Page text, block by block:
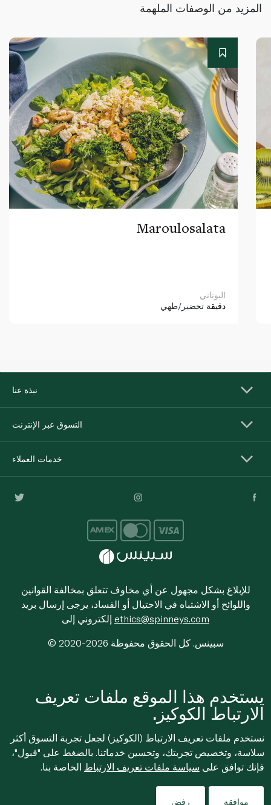
المزيد من الوصفات الملهمة
Maroulosalata
اليوناني
دقيقة تحضير/طهي
نبذة عنا
التسوق عبر الإنترنت
خدمات العملاء
للإبلاغ بشكل مجهول عن أي مخاوف تتعلق بمخالفة القوانين
واللوائح أو الاشتباه في الاحتيال أو الفساد، يرجى إرسال بريد
ethics@spinneys.com
© 2020-2026 سبينس. كل الحقوق محفوظة
يستخدم هذا الموقع ملفات تعريف
الارتباط الكوكيز.
نستخدم ملفات تعريف الارتباط (الكوكيز) لجعل تجربة التسوق أكثر
سلاسة، وتخصيص تجربتك، وتحسين خدماتنا. بالضغط على "قبول"،
فإنك توافق على سياسة ملفات تعريف الارتباط الخاصة بنا.
موافقة رفض